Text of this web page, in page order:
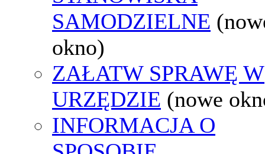
SAMODZIELNE
okno)
ZAŁATW SPRAWĘ W
URZĘDZIE (nowe
INFORMACJA O